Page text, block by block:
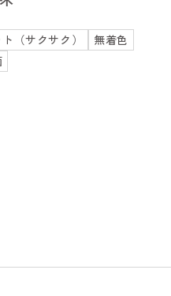
（サクサク）
無着色